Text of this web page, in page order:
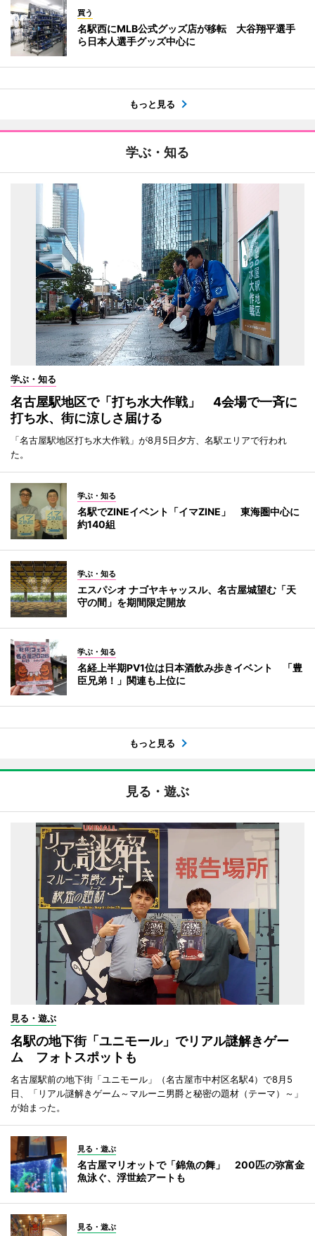
買う
名駅西にMLB公式グッズ店が移転 大谷翔平選手
ら日本人選手グッズ中心に
もっと見る
学ぶ・知る
学ぶ・知る
名古屋駅地区で「打ち水大作戦」 4会場で一斉に
打ち水、街に涼しさ届ける
「名古屋駅地区打ち水大作戦」が8月5日夕方、名駅エリアで行われ
た。
学ぶ・知る
名駅でZINEイベント「イマZINE」 東海圏中心に
約140組
学ぶ・知る
エスパシオ ナゴヤキャッスル、名古屋城望む「天
守の間」を期間限定開放
学ぶ・知る
名経上半期PV1位は日本酒飲み歩きイベント 「豊
臣兄弟！」関連も上位に
もっと見る
見る・遊ぶ
見る・遊ぶ
名駅の地下街「ユニモール」でリアル謎解きゲー
ム フォトスポットも
名古屋駅前の地下街「ユニモール」（名古屋市中村区名駅4）で8月5
日、「リアル謎解きゲーム～マルーニ男爵と秘密の題材（テーマ）～」
が始まった。
見る・遊ぶ
名古屋マリオットで「錦魚の舞」 200匹の弥富金
魚泳ぐ、浮世絵アートも
見る・遊ぶ